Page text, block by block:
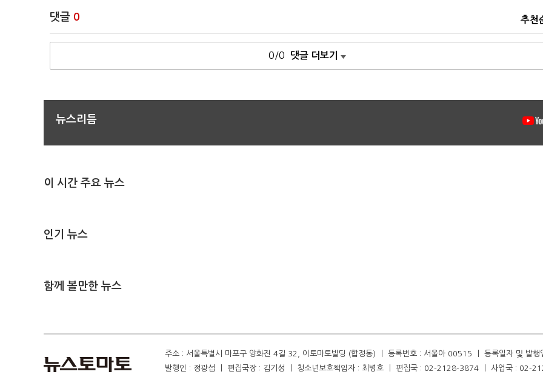
댓글 0 추천
0/0 댓글 더보기
뉴스리듬
이 시간 주요 뉴스
인기 뉴스
함께 볼만한 뉴스
주소 : 서울특별시 마포구 양화진 4길 32, 이토마토빌딩 (합정동) ㅣ 등록번호 : 서울아 00515 ㅣ 등록일자 및 발
발행인 : 정광섭 ㅣ 편집국장 : 김기성 ㅣ 청소년보호책임자 : 최병호 ㅣ 편집국 : 02-2128-3874 ㅣ 사업국 : 02-